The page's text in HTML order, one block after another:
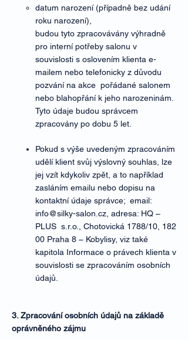
datum narození (případně bez udání
roku narození),
budou tyto zpracovávány výhradně
pro interní potřeby salonu v
souvislosti s oslovením klienta e-
mailem nebo telefonicky z důvodu
pozvání na akce pořádané salonem
nebo blahopřání k jeho narozeninám.
Tyto údaje budou správcem
zpracovány po dobu 5 let.
Pokud s výše uvedeným zpracováním
udělí klient svůj výslovný souhlas, lze
jej vzít kdykoliv zpět, a to například
zasláním emailu nebo dopisu na
kontaktní údaje správce; email:
info@silky-salon.cz , adresa: HQ –
PLUS s.r.o., Chotovická 1788/10, 182
00 Praha 8 – Kobylisy, viz také
kapitola Informace o právech klienta v
souvislosti se zpracováním osobních
údajů.
3. Zpracování osobních údajů na základě
oprávněného zájmu